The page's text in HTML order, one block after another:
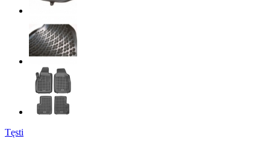
Tęsti